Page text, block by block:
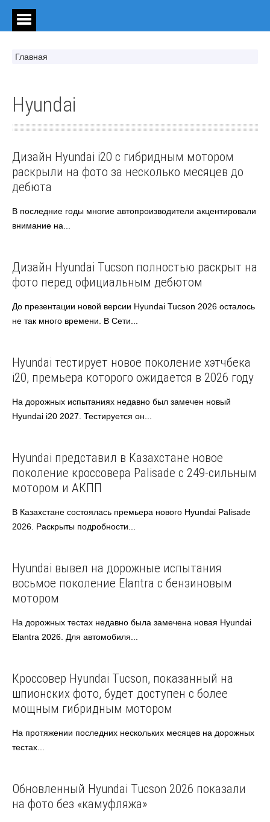
Главная
Hyundai
Hyundai Автоновости
Дизайн Hyundai i20 с гибридным мотором
раскрыли на фото за несколько месяцев до
дебюта
В последние годы многие автопроизводители акцентировали
внимание на...
Hyundai Автоновости
Дизайн Hyundai Tucson полностью раскрыт на
фото перед официальным дебютом
До презентации новой версии Hyundai Tucson 2026 осталось
не так много времени. В Сети...
Hyundai
Hyundai тестирует новое поколение хэтчбека
i20, премьера которого ожидается в 2026 году
На дорожных испытаниях недавно был замечен новый
Hyundai i20 2027. Тестируется он...
Hyundai
Hyundai представил в Казахстане новое
поколение кроссовера Palisade с 249-сильным
мотором и АКПП
В Казахстане состоялась премьера нового Hyundai Palisade
2026. Раскрыты подробности...
Hyundai
Hyundai вывел на дорожные испытания
восьмое поколение Elantra с бензиновым
мотором
На дорожных тестах недавно была замечена новая Hyundai
Elantra 2026. Для автомобиля...
Hyundai Автоновости
Кроссовер Hyundai Tucson, показанный на
шпионских фото, будет доступен с более
мощным гибридным мотором
На протяжении последних нескольких месяцев на дорожных
тестах...
Hyundai Азиатские авто
Обновленный Hyundai Tucson 2026 показали
на фото без «камуфляжа»